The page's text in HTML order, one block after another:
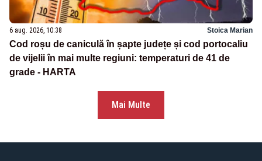
6 aug. 2026, 10:38 Stoica Marian
Cod roșu de caniculă în șapte județe și cod portocaliu
de vijelii în mai multe regiuni: temperaturi de 41 de
grade - HARTA
Mai Multe